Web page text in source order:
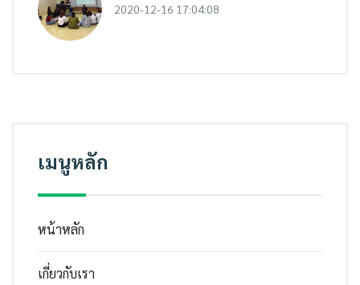
2020-12-16 17:04:08
เมนูหลัก
หน้าหลัก
เกี่ยวกับเรา